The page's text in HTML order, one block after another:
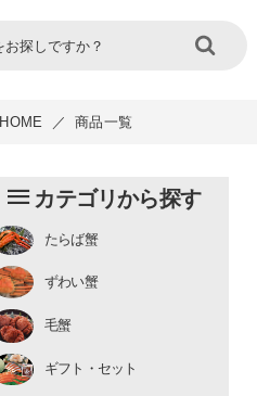
HOME ／ 商品一覧
カテゴリから探す
たらば蟹
チルド
むき身 ずわい蟹
むき身
生冷凍 毛蟹
チルド
ギフト・セット